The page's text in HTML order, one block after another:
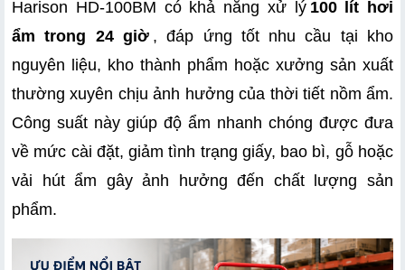
Harison HD-100BM có khả năng xử lý 100 lít hơi
ẩm trong 24 giờ , đáp ứng tốt nhu cầu tại kho
nguyên liệu, kho thành phẩm hoặc xưởng sản xuất
thường xuyên chịu ảnh hưởng của thời tiết nồm ẩm.
Công suất này giúp độ ẩm nhanh chóng được đưa
về mức cài đặt, giảm tình trạng giấy, bao bì, gỗ hoặc
vải hút ẩm gây ảnh hưởng đến chất lượng sản
phẩm.